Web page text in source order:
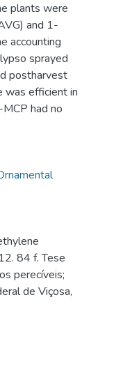
plants were
and 1-
accounting
sprayed
postharvest
was efficient in
had no
84 f. Tese
perecíveis;
de Viçosa,